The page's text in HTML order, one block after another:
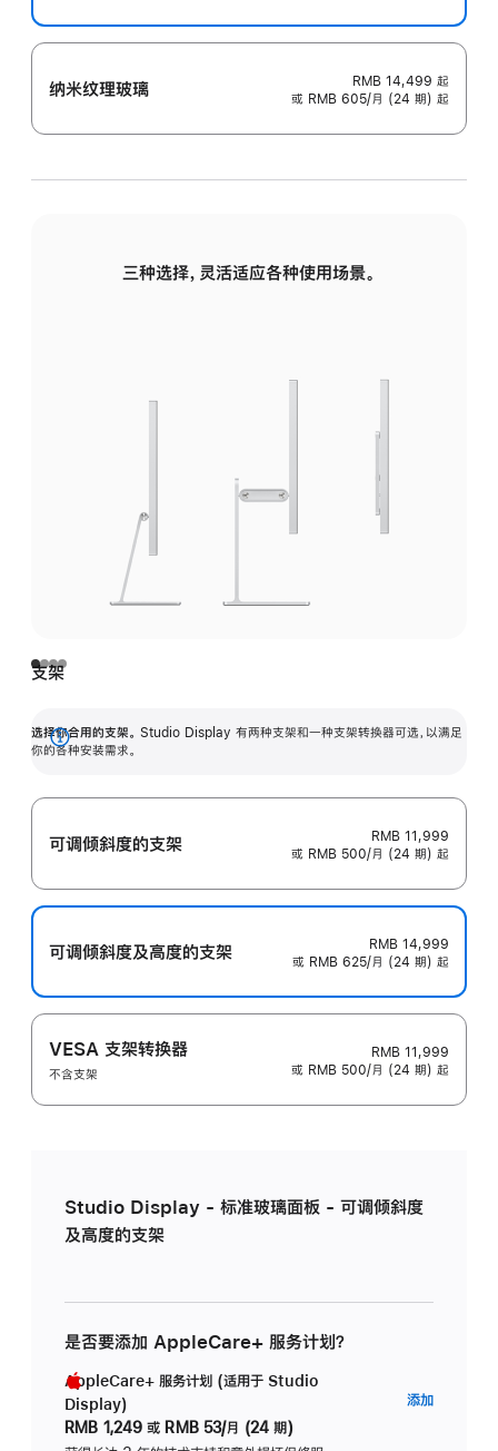
纳米纹理玻璃 RMB 14,499 起
或 RMB 605/月 (24 期) 起
三种选择，灵活适应各种使用场景。
支架
选择你合用的支架。 Studio Display 有两种支架和一种支架转换器可选，以满足
你的各种安装需求。
展
可调倾斜度的支架
RMB 11,999
或 RMB 500/月 (24 期) 起
可调倾斜度及高‍度的支‍架
RMB 14,999
或 RMB 625/月 (24 期) 起
VESA 支架转换器
不含支架
RMB 11,999
或 RMB 500/月 (24 期) 起
Studio Display - 标准玻璃面板 - 可调倾斜度
及高度的支架
是否要添加 AppleCare+ 服务计划？
AppleCare+ 服务计划 (适用于 Studio
Display)
RMB 1,249 或 RMB 53/月 (24 期)
添加